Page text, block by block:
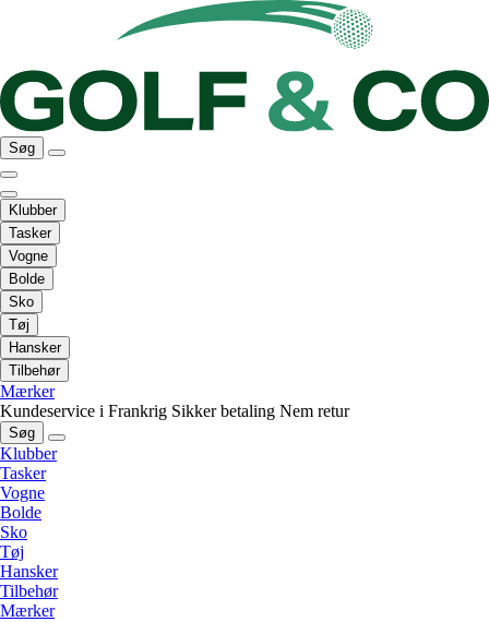
Søg
Klubber
Tasker
Vogne
Bolde
Sko
Tøj
Hansker
Tilbehør
Mærker
Kundeservice i Frankrig Sikker betaling Nem retur
Søg
Klubber
Tasker
Vogne
Bolde
Sko
Tøj
Hansker
Tilbehør
Mærker